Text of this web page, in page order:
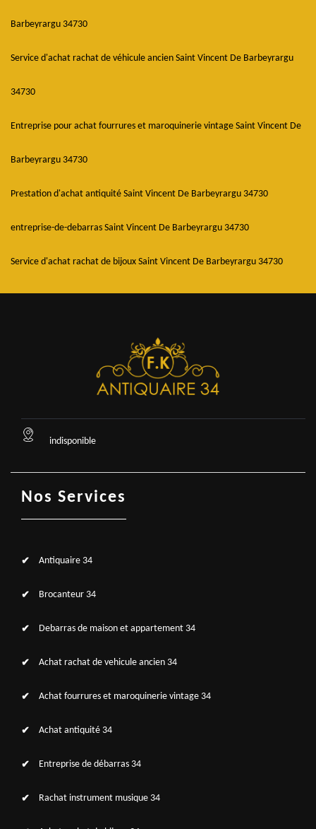
Barbeyrargu 34730
Service d'achat rachat de véhicule ancien Saint Vincent De Barbeyrargu
34730
Entreprise pour achat fourrures et maroquinerie vintage Saint Vincent De
Barbeyrargu 34730
Prestation d'achat antiquité Saint Vincent De Barbeyrargu 34730
entreprise-de-debarras Saint Vincent De Barbeyrargu 34730
Service d'achat rachat de bijoux Saint Vincent De Barbeyrargu 34730
indisponible
Nos Services
Antiquaire 34
Brocanteur 34
Debarras de maison et appartement 34
Achat rachat de vehicule ancien 34
Achat fourrures et maroquinerie vintage 34
Achat antiquité 34
Entreprise de débarras 34
Rachat instrument musique 34